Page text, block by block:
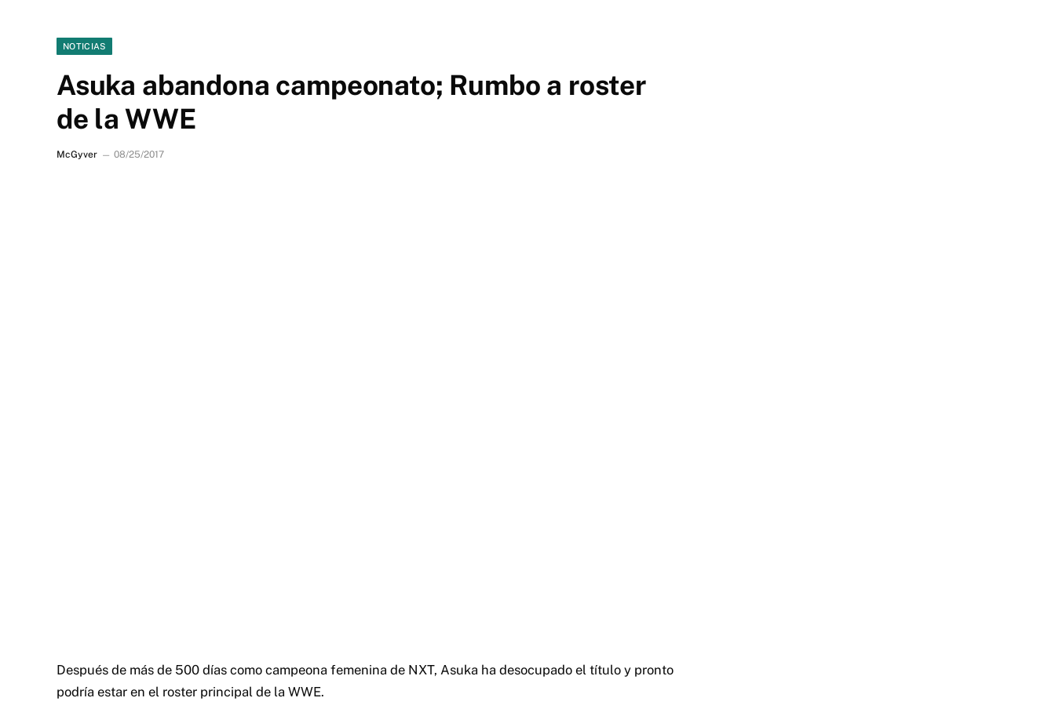
NOTICIAS
Asuka abandona campeonato; Rumbo a roster
de la WWE
McGyver 08/25/2017
Después de más de 500 días como campeona femenina de NXT, Asuka ha desocupado el título y pronto
podría estar en el roster principal de la WWE.